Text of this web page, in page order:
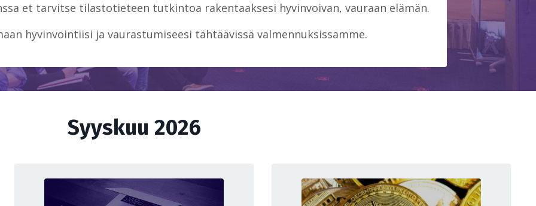
et tarvitse tilastotieteen tutkintoa rakentaaksesi hyvinvoivan, vauraan elämän.
hyvinvointiisi ja vaurastumiseesi tähtäävissä valmennuksissamme.
Syyskuu 2026